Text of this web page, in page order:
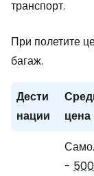
транспорт.
При полетите
багаж.
Дести
нации
цена
- 500